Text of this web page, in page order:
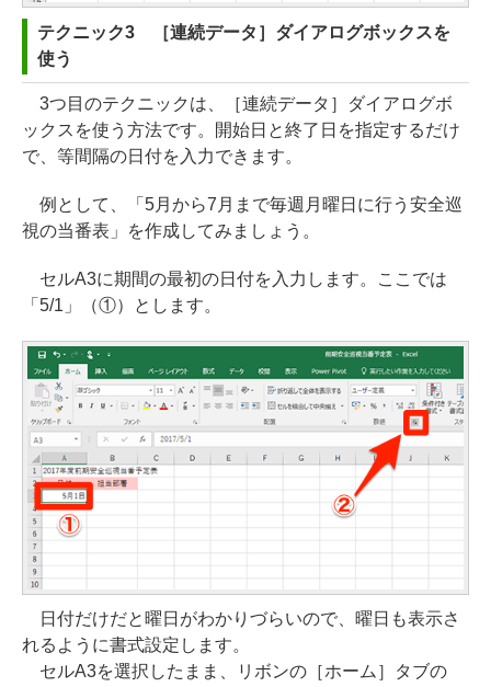
テクニック3 ［連続データ］ダイアログボックスを
使う
3つ目のテクニックは、［連続データ］ダイアログボ
ックスを使う方法です。開始日と終了日を指定するだけ
で、等間隔の日付を入力できます。
例として、「5月から7月まで毎週月曜日に行う安全巡
視の当番表」を作成してみましょう。
セルA3に期間の最初の日付を入力します。ここでは
「5/1」（①）とします。
日付だけだと曜日がわかりづらいので、曜日も表示さ
れるように書式設定します。
セルA3を選択したまま、リボンの［ホーム］タブの